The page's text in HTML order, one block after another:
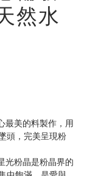
然水
最美的料製作，用
頭，完美呈現粉
粉晶是粉晶界的